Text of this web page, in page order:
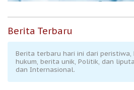
Berita Terbaru
Berita terbaru hari ini dari peristiwa,
hukum, berita unik, Politik, dan
dan Internasional.